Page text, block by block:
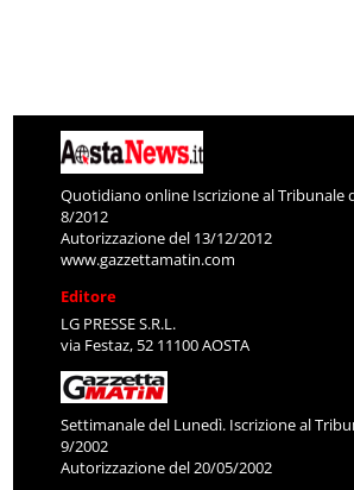
Quotidiano online Iscrizione al Tribunale
8/2012
Autorizzazione del 13/12/2012
www.gazzettamatin.com
Editore
LG PRESSE S.R.L.
via Festaz, 52 11100 AOSTA
Settimanale del Lunedì. Iscrizione al
9/2002
Autorizzazione del 20/05/2002